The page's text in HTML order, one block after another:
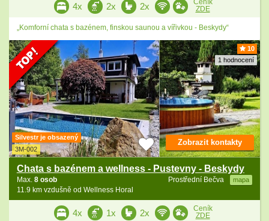
4x 2x 2x
Ceník
ZDE
„Komforní chata s bazénem, finskou saunou a vířivkou - Beskydy“
10
1 hodnocení
Silvestr je obsazený
3M-002
Chata s bazénem a wellness - Pustevny - Beskydy
Prostřední Bečva mapa
Max. 8 osob
11.9 km vzdušně od Wellness Horal
Zobrazit kontakty
4x 1x 2x
Ceník
ZDE